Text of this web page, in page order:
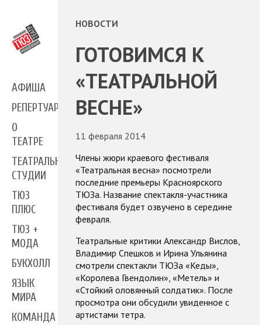
АФИША
РЕПЕРТУАР
О
ТЕАТРЕ
ТЕАТРАЛЬНЫЕ
СТУДИИ
ТЮЗ
ПЛЮС
ТЮЗ +
МОДА
БУКХОЛЛ
ЯЗЫК
МИРА
КОМАНДА
НОВОСТИ
ГОТОВИМСЯ К
«ТЕАТРАЛЬНОЙ
ВЕСНЕ»
11 февраля 2014
Члены жюри краевого фестиваля
«Театральная весна» посмотрели
последние премьеры Красноярского
ТЮЗа. Название спектакля-участника
фестиваля будет озвучено в середине
февраля.
Театральные критики Александр Вислов,
Владимир Спешков и Ирина Ульянина
смотрели спектакли ТЮЗа «Кеды»,
«Королева Гвендолин», «Метель» и
«Стойкий оловянный солдатик». После
просмотра они обсудили увиденное с
артистами тетра.